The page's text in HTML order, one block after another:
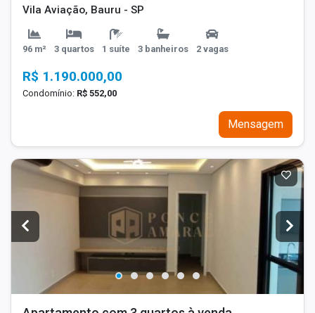
Vila Aviação, Bauru - SP
96 m² 3 quartos 1 suíte 3 banheiros 2 vagas
R$ 1.190.000,00
Condomínio: R$ 552,00
Mensagem